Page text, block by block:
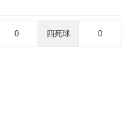
0 四死球 0